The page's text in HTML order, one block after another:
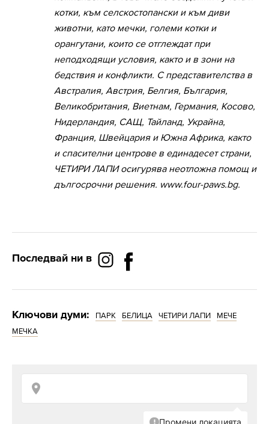
котки, към селскостопански и към диви
животни, като мечки, големи котки и
орангутани, които се отглеждат при
неподходящи условия, както и в зони на
бедствия и конфликти. С представителства в
Австралия, Австрия, Белгия, България,
Великобритания, Виетнам, Германия, Косово,
Нидерландия, САЩ, Тайланд, Украйна,
Франция, Швейцария и Южна Африка, както
и спасителни центрове в единадесет страни,
ЧЕТИРИ ЛАПИ осигурява неотложна помощ и
дългосрочни решения. www.four-paws.bg.
Последвай ни в
Ключови думи: ПАРК БЕЛИЦА ЧЕТИРИ ЛАПИ
МЕЧЕ
МЕЧКА